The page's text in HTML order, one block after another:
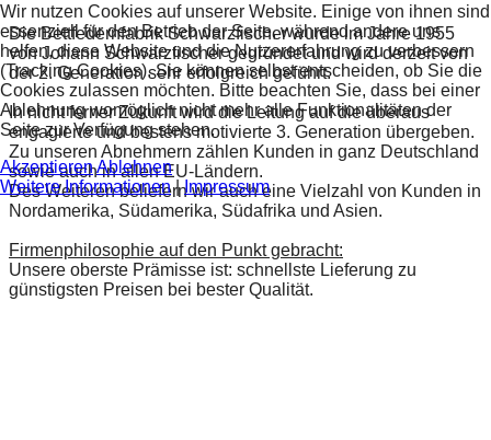
Die Bettfedernfabrik Schwarzfischer wurde im Jahre 1955
von Johann Schwarzfischer gegründet und wird derzeit von
der 2. Generation sehr erfolgreich geführt.
In nicht ferner Zukunft wird die Leitung auf die überaus
engagierte und bestens motivierte 3. Generation übergeben.
Zu unseren Abnehmern zählen Kunden in ganz Deutschland
sowie auch in allen EU-Ländern.
Des Weiteren beliefern wir auch eine Vielzahl von Kunden in
Nordamerika, Südamerika, Südafrika und Asien.
Firmenphilosophie auf den Punkt gebracht:
Unsere oberste Prämisse ist: schnellste Lieferung zu
günstigsten Preisen bei bester Qualität.
Wir nutzen Cookies auf unserer Website. Einige von ihnen sind
essenziell für den Betrieb der Seite, während andere uns
helfen, diese Website und die Nutzererfahrung zu verbessern
(Tracking Cookies). Sie können selbst entscheiden, ob Sie die
Cookies zulassen möchten. Bitte beachten Sie, dass bei einer
Ablehnung womöglich nicht mehr alle Funktionalitäten der
Seite zur Verfügung stehen.
AkzeptierenAblehnen
Weitere Informationen|Impressum